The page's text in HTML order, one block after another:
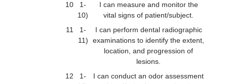
10
1-
10)
I can measure and monitor the
vital signs of patient/subject.
11
1-
11)
I can perform dental radiographic
examinations to identify the extent,
location, and progression of
lesions.
12
1-
I can conduct an odor assessment